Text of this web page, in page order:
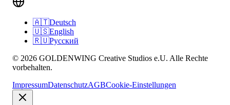
🇦🇹Deutsch
🇺🇸English
🇷🇺Русский
© 2026 GOLDENWING Creative Studios e.U. Alle Rechte
vorbehalten.
ImpressumDatenschutzAGBCookie-Einstellungen